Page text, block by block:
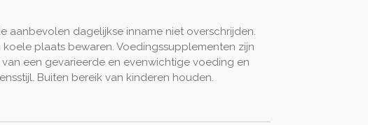
aanbevolen dagelijkse inname niet overschrijden.
plaats bewaren. Voedingssupplementen zijn
een gevarieerde en evenwichtige voeding en
Buiten bereik van kinderen houden.